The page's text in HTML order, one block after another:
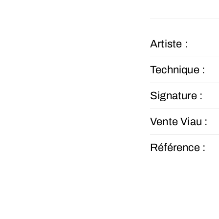
Artiste :
Technique :
Signature :
Vente Viau :
Référence :